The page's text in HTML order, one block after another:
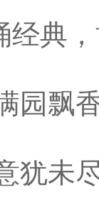
经典
园飘
犹未